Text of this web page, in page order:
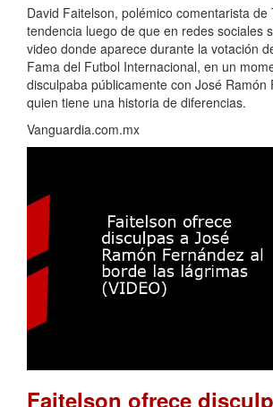
David Faitelson, polémico comentarista de
tendencia luego de que en redes sociales
video donde aparece durante la votación
Fama del Futbol Internacional, en un
disculpaba públicamente con José Ramón
quien tiene una historia de diferencias.
Vanguardia.com.mx
Faitelson ofrece